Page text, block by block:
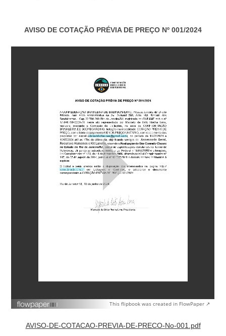
AVISO DE COTAÇÃO PRÉVIA DE PREÇO Nº 001/2024
This flipbook was created in FlowPaper ↗
AVISO-DE-COTACAO-PREVIA-DE-PRECO-No-001.pdf